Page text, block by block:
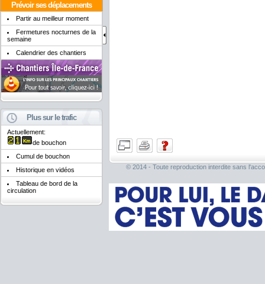
Prévoir ses déplacements
Partir au meilleur moment
Fermetures nocturnes de la
semaine
Calendrier des chantiers
Plus sur le trafic
Actuellement:
de bouchon
Cumul de bouchon
Historique en vidéos
Tableau de bord de la
circulation
© 2014 - Toute reproduction interdite sans